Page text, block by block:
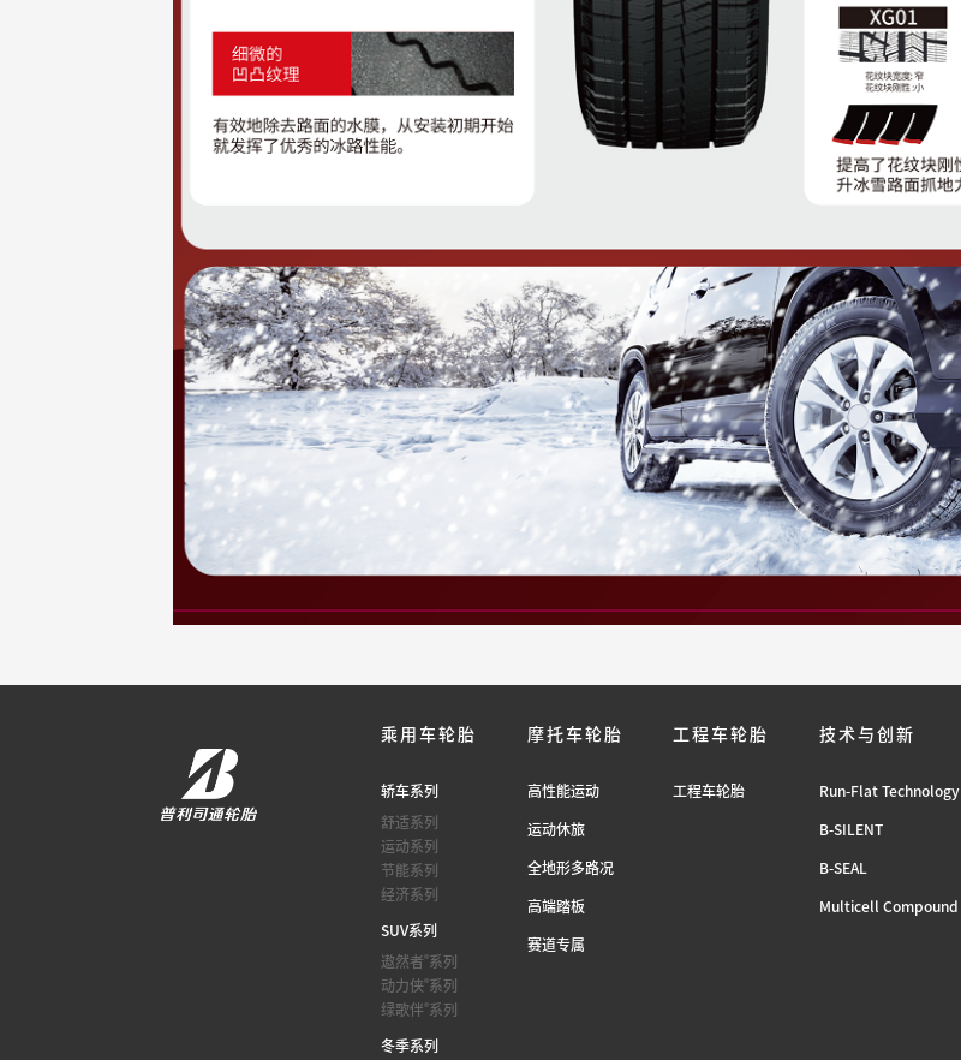
乘用车轮胎
轿车系列
舒适系列
运动系列
节能系列
经济系列
SUV系列
遨然者®系列
动力侠®系列
绿歌伴®系列
冬季系列
摩托车轮胎
高性能运动
运动休旅
全地形多路况
高端踏板
赛道专属
工程车轮胎
工程车轮胎
技术与创新
Run-Flat Technology
B-SILENT
B-SEAL
Multicell Compound